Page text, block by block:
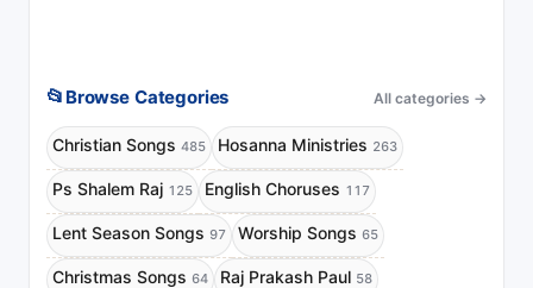
📂 Browse Categories All categories →
Christian Songs 485 Hosanna Ministries 263
Ps Shalem Raj 125 English Choruses 117
Lent Season Songs 97 Worship Songs 65
Christmas Songs 64 Raj Prakash Paul 58